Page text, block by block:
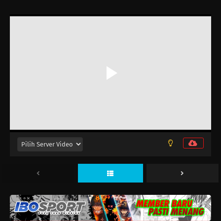
Digimon Beatbreak Episode 12
Eps 9 - November 30, 2025